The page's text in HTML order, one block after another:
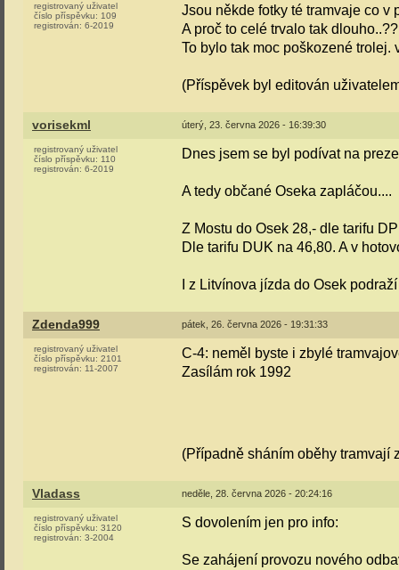
registrovaný uživatel
číslo příspěvku: 109
registrován: 6-2019
Jsou někde fotky té tramvaje co v
A proč to celé trvalo tak dlouho..??
To bylo tak moc poškozené trolej.
(Příspěvek byl editován
vorisekml úterý, 23. června 2026 - 16:39:30
registrovaný uživatel
číslo příspěvku: 110
registrován: 6-2019
Dnes jsem se byl podívat na
A tedy občané Oseka zapláčou....
Z Mostu do Osek 28,- dle tarifu
Dle tarifu DUK na 46,80. A v
I z Litvínova jízda do Osek
Zdenda999 pátek, 26. června 2026 - 19:31:33
registrovaný uživatel
číslo příspěvku: 2101
registrován: 11-2007
C-4: neměl byste i zbylé
Zasílám rok 1992
(Případně sháním oběhy tramvají
Vladass neděle, 28. června 2026 - 20:24:16
registrovaný uživatel
číslo příspěvku: 3120
registrován: 3-2004
S dovolením jen pro info:
Se zahájení provozu nového